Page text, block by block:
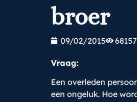
broer
09/02/2015 68157
Vraag:
Een overleden
een ongeluk. Hoe